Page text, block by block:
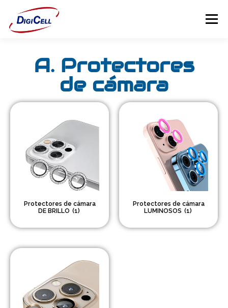
Menú
INICIO >>> ¡FUNDAS MAGNET! <<<
Flip Cover
Trípodes
Headsets Gamer
Auriculares TWS
Cargadores
A. Protectores
de cámara
Protectores de cámara
DE BRILLO (1)
Protectores de cámara
LUMINOSOS (1)